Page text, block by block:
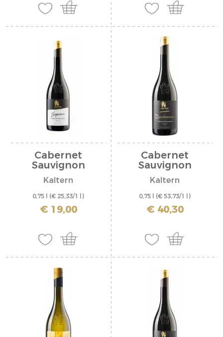
Cabernet
Sauvignon
Riserva...
Kaltern
0,75 l (€ 25,33/1 l)
inkl. MwSt. zzgl. Versandkosten
€ 19,00
Cabernet
Sauvignon
Riserva...
Kaltern
0,75 l (€ 53,73/1 l)
inkl. MwSt. zzgl. Versandkosten
€ 40,30